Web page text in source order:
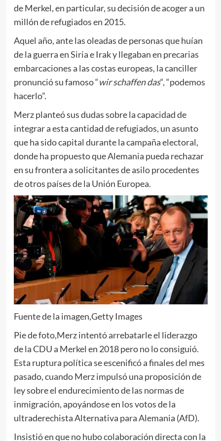
de Merkel, en particular, su decisión de acoger a un
millón de refugiados en 2015.
Aquel año, ante las oleadas de personas que huían
de la guerra en Siria e Irak y llegaban en precarias
embarcaciones a las costas europeas, la canciller
pronunció su famoso “wir schaffen das“, “podemos
hacerlo”.
Merz planteó sus dudas sobre la capacidad de
integrar a esta cantidad de refugiados, un asunto
que ha sido capital durante la campaña electoral,
donde ha propuesto que Alemania pueda rechazar
en su frontera a solicitantes de asilo procedentes
de otros países de la Unión Europea.
Fuente de la imagen,Getty Images
Pie de foto,Merz intentó arrebatarle el liderazgo
de la CDU a Merkel en 2018 pero no lo consiguió.
Esta ruptura política se escenificó a finales del mes
pasado, cuando Merz impulsó una proposición de
ley sobre el endurecimiento de las normas de
inmigración, apoyándose en los votos de la
ultraderechista Alternativa para Alemania (AfD).
Insistió en que no hubo colaboración directa con la